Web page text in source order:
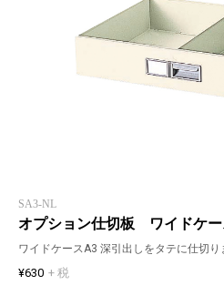
SA3-NL
オプション仕切板 ワイドケ
ワイドケースA3 深引出しをタテに仕切り
¥630 + 税